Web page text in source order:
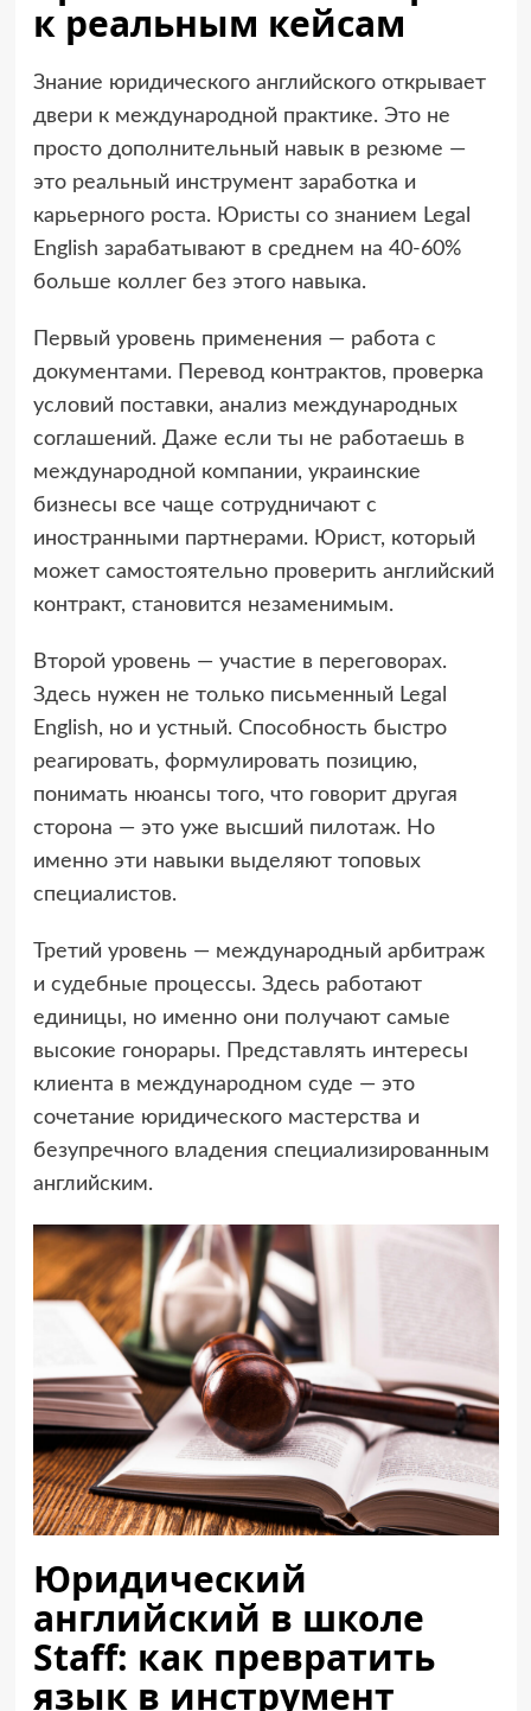
к реальным кейсам
Знание юридического английского открывает
двери к международной практике. Это не
просто дополнительный навык в резюме —
это реальный инструмент заработка и
карьерного роста. Юристы со знанием Legal
English зарабатывают в среднем на 40-60%
больше коллег без этого навыка.
Первый уровень применения — работа с
документами. Перевод контрактов, проверка
условий поставки, анализ международных
соглашений. Даже если ты не работаешь в
международной компании, украинские
бизнесы все чаще сотрудничают с
иностранными партнерами. Юрист, который
может самостоятельно проверить английский
контракт, становится незаменимым.
Второй уровень — участие в переговорах.
Здесь нужен не только письменный Legal
English, но и устный. Способность быстро
реагировать, формулировать позицию,
понимать нюансы того, что говорит другая
сторона — это уже высший пилотаж. Но
именно эти навыки выделяют топовых
специалистов.
Третий уровень — международный арбитраж
и судебные процессы. Здесь работают
единицы, но именно они получают самые
высокие гонорары. Представлять интересы
клиента в международном суде — это
сочетание юридического мастерства и
безупречного владения специализированным
английским.
Юридический
английский в школе
Staff: как превратить
язык в инструмент